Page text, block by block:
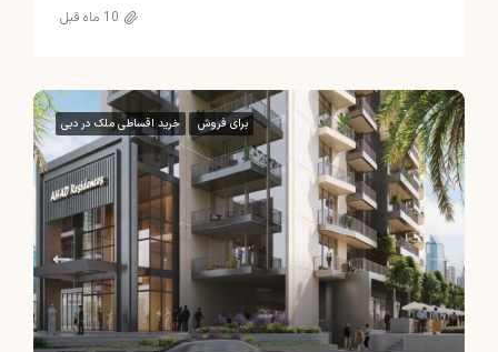
10 ماه قبل
برای فروش خرید اقساطی ملک در دبی